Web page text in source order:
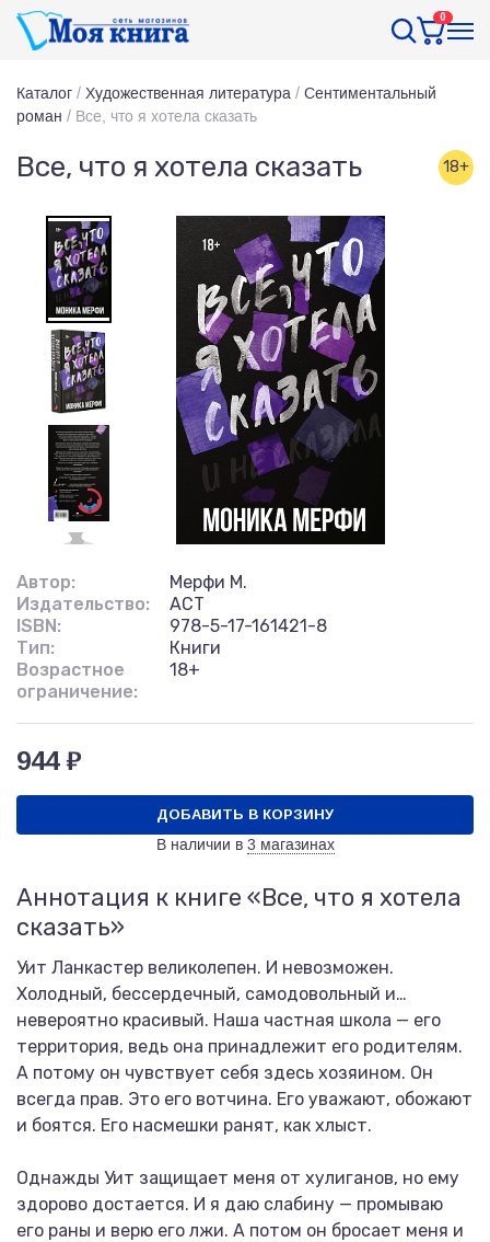
0
Каталог / Художественная литература / Сентиментальный
роман / Все, что я хотела сказать
Все, что я хотела сказать 18+
Автор:
Мерфи М.
Издательство:
АСТ
ISBN:
978-5-17-161421-8
Тип:
Книги
Возрастное
ограничение:
18+
944 ₽
ДОБАВИТЬ В КОРЗИНУ
В наличии в 3 магазинах
Аннотация к книге «Все, что я хотела
сказать»
Уит Ланкастер великолепен. И невозможен.
Холодный, бессердечный, самодовольный и…
невероятно красивый. Наша частная школа — его
территория, ведь она принадлежит его родителям.
А потому он чувствует себя здесь хозяином. Он
всегда прав. Это его вотчина. Его уважают, обожают
и боятся. Его насмешки ранят, как хлыст.
Однажды Уит защищает меня от хулиганов, но ему
здорово достается. И я даю слабину — промываю
его раны и верю его лжи. А потом он бросает меня и